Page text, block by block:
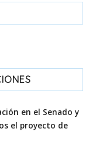
en el Senado y
el proyecto de